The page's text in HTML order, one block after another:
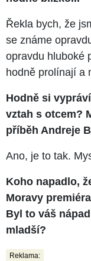
Řekla bych, že
se známe
opravdu hluboké
hodně prolínají a
Hodně si
vztah s otcem?
příběh Andreje
Ano, je to tak.
Koho napadlo,
Moravy
Byl to váš
mladší?
Reklama: